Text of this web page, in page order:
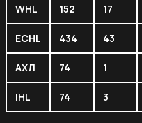
WHL 152 17
ECHL 434 43
АХЛ 74 1
IHL 74 3